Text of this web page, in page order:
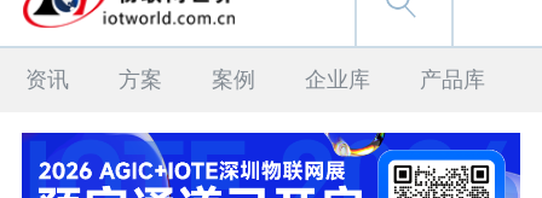
资讯 方案 案例 企业库 产品库